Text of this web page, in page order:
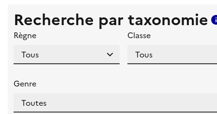
Recherche par taxonomie
Règne Classe
Genre